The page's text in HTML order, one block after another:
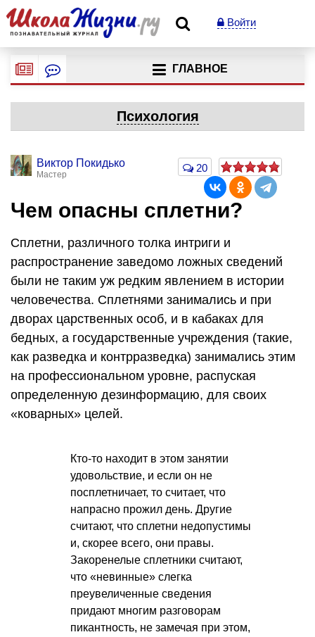
Войти
ГЛАВНОЕ
Психология
Виктор Покидько
Мастер
20
Чем опасны сплетни?
Сплетни, различного толка интриги и
распространение заведомо ложных сведений
были не таким уж редким явлением в истории
человечества. Сплетнями занимались и при
дворах царственных особ, и в кабаках для
бедных, а государственные учреждения (такие,
как разведка и контрразведка) занимались этим
на профессиональном уровне, распуская
определенную дезинформацию, для своих
«коварных» целей.
Кто-то находит в этом занятии
удовольствие, и если он не
посплетничает, то считает, что
напрасно прожил день. Другие
считают, что сплетни недопустимы
и, скорее всего, они правы.
Закоренелые сплетники считают,
что «невинные» слегка
преувеличенные сведения
придают многим разговорам
пикантность, не замечая при этом,